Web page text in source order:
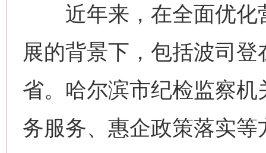
近年来，在全面优化
展的背景下，包括波司
省。哈尔滨市纪检监察
务服务、惠企政策落实